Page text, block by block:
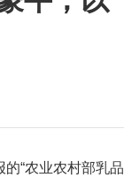
“农业农村部乳品